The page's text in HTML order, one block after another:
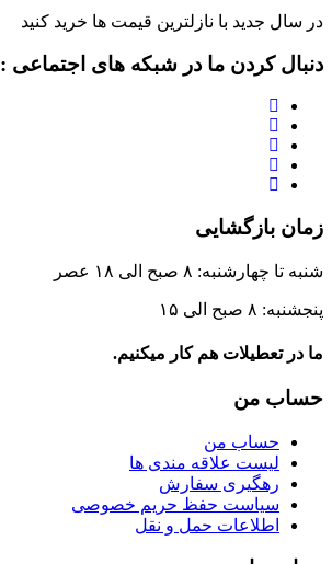
در سال جدید با نازلترین قیمت ها خرید کنید
دنبال کردن ما در شبکه های اجتماعی :
زمان بازگشایی
شنبه تا چهارشنبه: ۸ صبح الی ۱۸ عصر
پنجشنبه: ۸ صبح الی ۱۵
ما در تعطیلات هم کار میکنیم.
حساب من
حساب من
لیست علاقه مندی ها
رهگیری سفارش
سیاست حفظ حریم خصوصی
اطلاعات حمل و نقل